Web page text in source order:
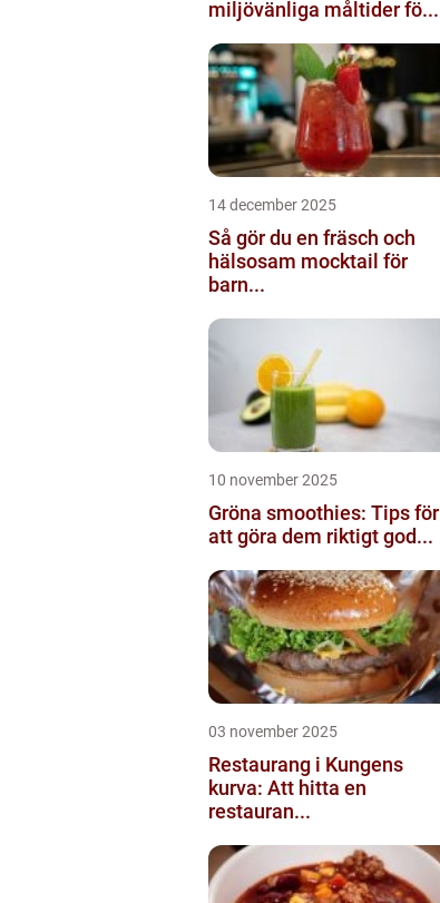
miljövänliga måltider fö...
14 december 2025
Så gör du en fräsch och
hälsosam mocktail för
barn...
10 november 2025
Gröna smoothies: Tips för
att göra dem riktigt god...
03 november 2025
Restaurang i Kungens
kurva: Att hitta en
restauran...